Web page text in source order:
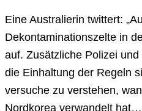
Eine Australierin twittert:
Dekontaminationszelte in
auf. Zusätzliche Polizei
die Einhaltung der Regeln
versuche zu verstehen,
Nordkorea verwandelt